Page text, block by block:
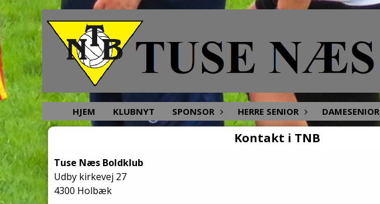
HJEM KLUBNYT SPONSOR HERRE SENIOR DAMESENIOR
Kontakt i TNB
Tuse Næs Boldklub
Udby kirkevej 27
4300 Holbæk